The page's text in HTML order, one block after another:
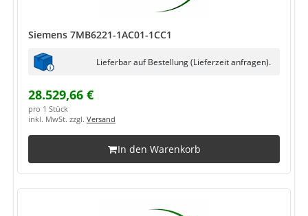
Siemens 7MB6221-1AC01-1CC1
Lieferbar auf Bestellung (Lieferzeit anfragen).
28.529,66 €
pro 1 Stück
inkl. MwSt. zzgl. Versand
In den Warenkorb